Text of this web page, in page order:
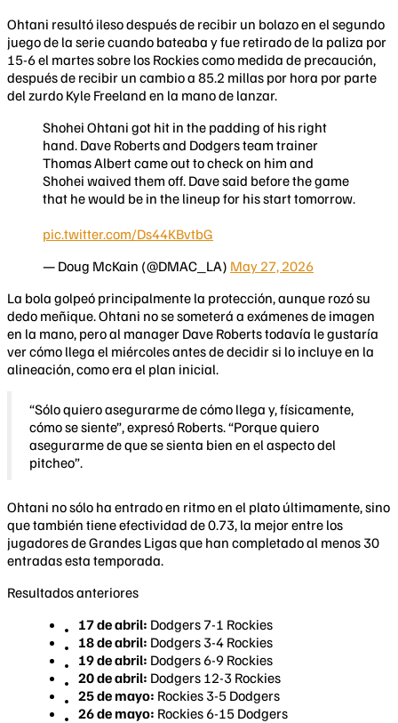
Ohtani resultó ileso después de recibir un bolazo en el segundo
juego de la serie cuando bateaba y fue retirado de la paliza por
15-6 el martes sobre los Rockies como medida de precaución,
después de recibir un cambio a 85.2 millas por hora por parte
del zurdo Kyle Freeland en la mano de lanzar.
Shohei Ohtani got hit in the padding of his right
hand. Dave Roberts and Dodgers team trainer
Thomas Albert came out to check on him and
Shohei waived them off. Dave said before the game
that he would be in the lineup for his start tomorrow.
pic.twitter.com/Ds44KBvtbG
— Doug McKain (@DMAC_LA) May 27, 2026
La bola golpeó principalmente la protección, aunque rozó su
dedo meñique. Ohtani no se someterá a exámenes de imagen
en la mano, pero al manager Dave Roberts todavía le gustaría
ver cómo llega el miércoles antes de decidir si lo incluye en la
alineación, como era el plan inicial.
“Sólo quiero asegurarme de cómo llega y, físicamente,
cómo se siente”, expresó Roberts. “Porque quiero
asegurarme de que se sienta bien en el aspecto del
pitcheo”.
Ohtani no sólo ha entrado en ritmo en el plato últimamente, sino
que también tiene efectividad de 0.73, la mejor entre los
jugadores de Grandes Ligas que han completado al menos 30
entradas esta temporada.
Resultados anteriores
17 de abril: Dodgers 7-1 Rockies
18 de abril: Dodgers 3-4 Rockies
19 de abril: Dodgers 6-9 Rockies
20 de abril: Dodgers 12-3 Rockies
25 de mayo: Rockies 3-5 Dodgers
26 de mayo: Rockies 6-15 Dodgers